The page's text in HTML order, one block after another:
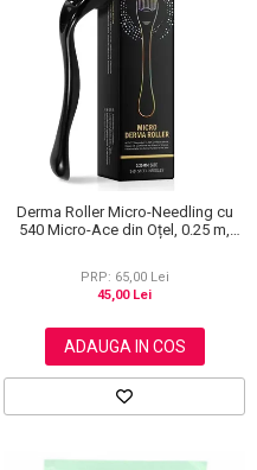
Derma Roller Micro-Needling cu
540 Micro-Ace din Oțel, 0.25 m,
PRP: 65,00 Lei
45,00 Lei
ADAUGA IN COS